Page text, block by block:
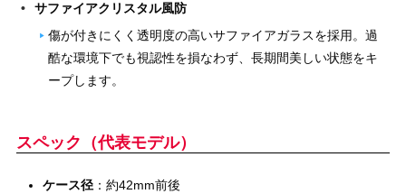
サファイアクリスタル風防
傷が付きにくく透明度の高いサファイアガラスを採用。過
酷な環境下でも視認性を損なわず、長期間美しい状態をキ
ープします。
スペック（代表モデル）
ケース径 ：約42mm前後